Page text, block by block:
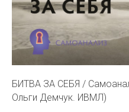
БИТВА ЗА СЕБЯ /
Ольги Демчук. ИВМЛ)